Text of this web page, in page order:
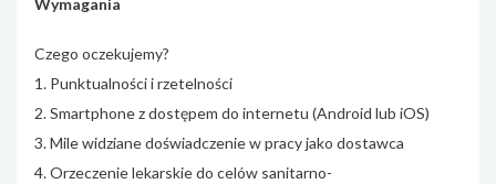
Wymagania
Czego oczekujemy?
1. Punktualności i rzetelności
2. Smartphone z dostępem do internetu (Android lub iOS)
3. Mile widziane doświadczenie w pracy jako dostawca
4. Orzeczenie lekarskie do celów sanitarno-